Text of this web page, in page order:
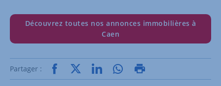
Découvrez toutes nos annonces immobilières à
Caen
Partager :